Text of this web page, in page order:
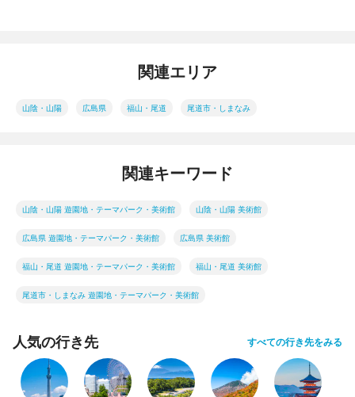
関連エリア
山陰・山陽 広島県 福山・尾道 尾道市・しまなみ
関連キーワード
山陰・山陽 遊園地・テーマパーク・美術館 山陰・山陽 美術館
広島県 遊園地・テーマパーク・美術館 広島県 美術館
福山・尾道 遊園地・テーマパーク・美術館 福山・尾道 美術館
尾道市・しまなみ 遊園地・テーマパーク・美術館
人気の行き先 すべての行き先をみる